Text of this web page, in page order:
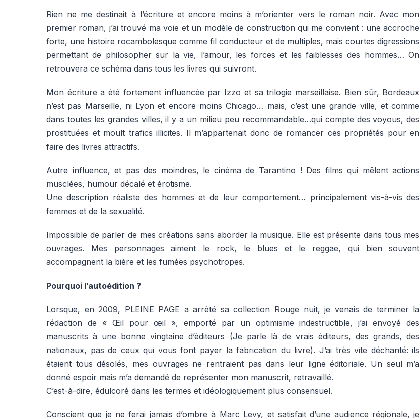
Rien ne me destinait à l’écriture et encore moins à m’orienter vers le roman noir. Avec mon
premier roman, j’ai trouvé ma voie et un modèle de construction qui me convient : une accroche
forte, une histoire rocambolesque comme fil conducteur et de multiples, mais courtes digressions
permettant de philosopher sur la vie, l’amour, les forces et les faiblesses des hommes… On
retrouvera ce schéma dans tous les livres qui suivront.
Mon écriture a été fortement influencée par Izzo et sa trilogie marseillaise. Bien sûr, Bordeaux
n’est pas Marseille, ni Lyon et encore moins Chicago… mais, c’est une grande ville, et comme
dans toutes les grandes villes, il y a un milieu peu recommandable…qui compte des voyous, des
prostituées et moult trafics illicites. Il m’appartenait donc de romancer ces propriétés pour en
faire des livres attractifs.
Autre influence, et pas des moindres, le cinéma de Tarantino ! Des films qui mêlent actions
musclées, humour décalé et érotisme.
Une description réaliste des hommes et de leur comportement… principalement vis-à-vis des
femmes et de la sexualité.
Impossible de parler de mes créations sans aborder la musique. Elle est présente dans tous mes
ouvrages. Mes personnages aiment le rock, le blues et le reggae, qui bien souvent
accompagnent la bière et les fumées psychotropes.
Pourquoi l’autoédition ?
Lorsque, en 2009, PLEINE PAGE a arrêté sa collection Rouge nuit, je venais de terminer la
rédaction de « Œil pour œil », emporté par un optimisme indestructible, j’ai envoyé des
manuscrits à une bonne vingtaine d’éditeurs (Je parle là de vrais éditeurs, des grands, des
nationaux, pas de ceux qui vous font payer la fabrication du livre). J’ai très vite déchanté: ils
étaient tous désolés, mes ouvrages ne rentraient pas dans leur ligne éditoriale. Un seul m’a
donné espoir mais m’a demandé de représenter mon manuscrit, retravaillé.
C’est-à-dire, édulcoré dans les termes et idéologiquement plus consensuel.
Conscient que je ne ferai jamais d’ombre à Marc Levy, et satisfait d’une audience régionale, je